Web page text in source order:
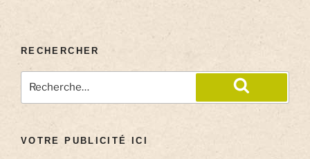
RECHERCHER
VOTRE PUBLICITÉ ICI